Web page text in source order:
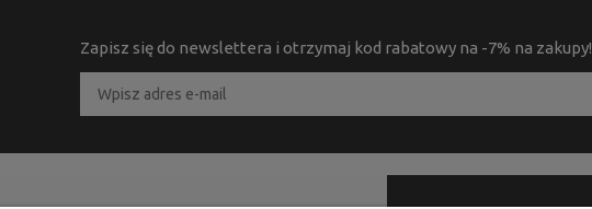
Zapisz się do newslettera i otrzymaj kod rabatowy na -7% na zakupy!